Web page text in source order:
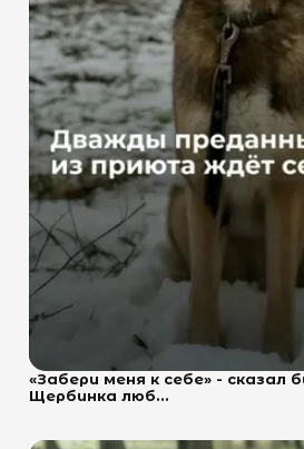
«Забери меня к себе» - сказал
Щербинка люб...